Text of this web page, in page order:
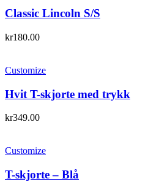
Classic Lincoln S/S
kr180.00
Customize
Hvit T-skjorte med trykk
kr349.00
Customize
T-skjorte – Blå